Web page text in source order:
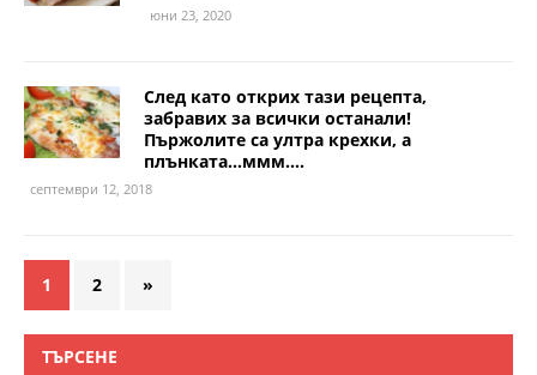
юни 23, 2020
След като открих тази рецепта,
забравих за всички останали!
Пържолите са ултра крехки, а
плънката…ммм….
септември 12, 2018
1 2 »
ТЪРСЕНЕ